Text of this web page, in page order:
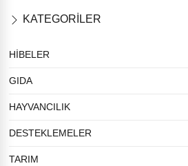
KATEGORİLER
HİBELER
GIDA
HAYVANCILIK
DESTEKLEMELER
TARIM